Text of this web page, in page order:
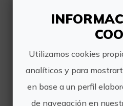
Utilizamos cookies
analíticos y para
en base a un perfil
de navegación en